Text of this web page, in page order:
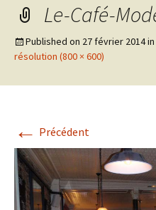
Le-Café-
Published on 27 février 2014in
résolution (800 × 600)
← Précédent